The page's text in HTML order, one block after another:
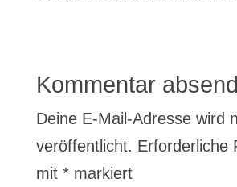
Kommentar
Deine E-Mail-Adresse wird
veröffentlicht. Erforderliche
mit *markiert